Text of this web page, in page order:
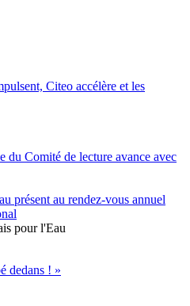
Citeo accélère et les
du Comité de lecture avance avec
présent au rendez-vous annuel
pour l'Eau
dedans ! »